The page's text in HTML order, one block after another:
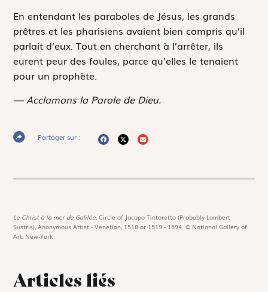
En entendant les paraboles de Jésus, les grands
prêtres et les pharisiens avaient bien compris qu’il
parlait d’eux. Tout en cherchant à l’arrêter, ils
eurent peur des foules, parce qu’elles le tenaient
pour un prophète.
— Acclamons la Parole de Dieu.
Partager sur :
Le Christ à la mer de Galilée,Circle of Jacopo Tintoretto (Probably Lambert
Sustris), Anonymous Artist - Venetian, 1518 or 1519 - 1594. © National Gallery of
Art, New-York
Articles liés